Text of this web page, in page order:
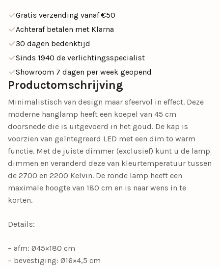
Gratis verzending vanaf €50
Achteraf betalen met Klarna
30 dagen bedenktijd
Sinds 1940 de verlichtingsspecialist
Showroom 7 dagen per week geopend
Productomschrijving
Minimalistisch van design maar sfeervol in effect. Deze
moderne hanglamp heeft een koepel van 45 cm
doorsnede die is uitgevoerd in het goud. De kap is
voorzien van geïntegreerd LED met een dim to warm
functie. Met de juiste dimmer (exclusief) kunt u de lamp
dimmen en veranderd deze van kleurtemperatuur tussen
de 2700 en 2200 Kelvin. De ronde lamp heeft een
maximale hoogte van 180 cm en is naar wens in te
korten.
Details:
– afm: Ø45×180 cm
– bevestiging: Ø16×4,5 cm